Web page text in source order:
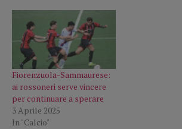
Fiorenzuola-Sammaurese:
ai rossoneri serve vincere
per continuare a sperare
3 Aprile 2025
In "Calcio"